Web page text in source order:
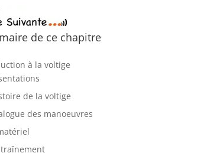
de ce chapitre
à la voltige
de la voltige
des manoeuvres